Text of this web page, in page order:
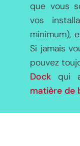
que vous
vos
minimum),
Si jamais
pouvez
Dock qui
matière de